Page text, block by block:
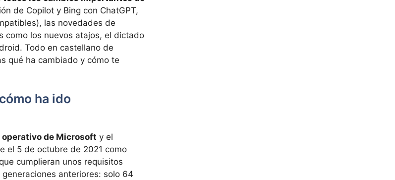
de Copilot y Bing con ChatGPT,
las novedades de
como los nuevos atajos, el dictado
Todo en castellano de
qué ha cambiado y cómo te
ha ido
operativo de Microsoft y el
el 5 de octubre de 2021 como
cumplieran unos requisitos
anteriores: solo 64